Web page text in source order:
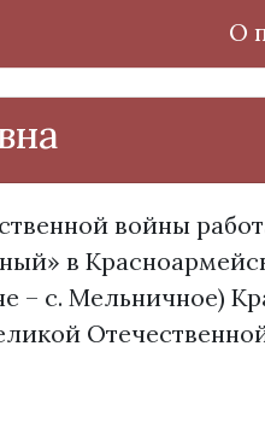
О
войны
в
– с. Мельничное)